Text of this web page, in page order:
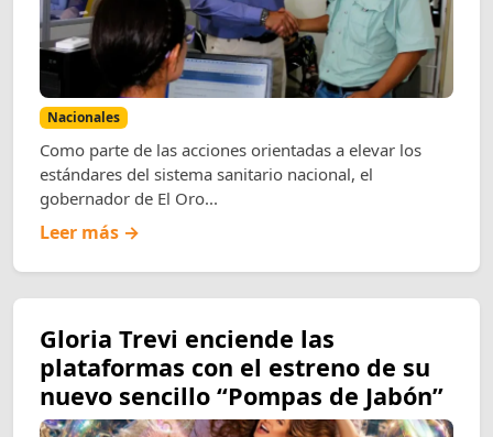
Nacionales
Como parte de las acciones orientadas a elevar los
estándares del sistema sanitario nacional, el
gobernador de El Oro...
Leer más →
Gloria Trevi enciende las
plataformas con el estreno de su
nuevo sencillo “Pompas de Jabón”